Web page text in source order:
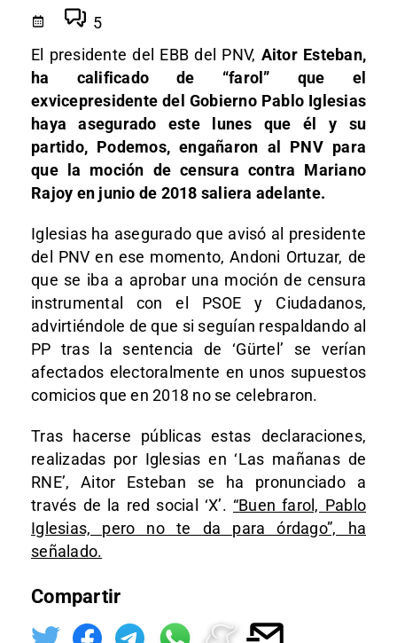
5
El presidente del EBB del PNV, Aitor Esteban,
ha calificado de “farol” que el
exvicepresidente del Gobierno Pablo Iglesias
haya asegurado este lunes que él y su
partido, Podemos, engañaron al PNV para
que la moción de censura contra Mariano
Rajoy en junio de 2018 saliera adelante.
Iglesias ha asegurado que avisó al presidente
del PNV en ese momento, Andoni Ortuzar, de
que se iba a aprobar una moción de censura
instrumental con el PSOE y Ciudadanos,
advirtiéndole de que si seguían respaldando al
PP tras la sentencia de ‘Gürtel’ se verían
afectados electoralmente en unos supuestos
comicios que en 2018 no se celebraron.
Tras hacerse públicas estas declaraciones,
realizadas por Iglesias en ‘Las mañanas de
RNE’, Aitor Esteban se ha pronunciado a
través de la red social ‘X’. “Buen farol, Pablo
Iglesias, pero no te da para órdago”, ha
señalado.
Compartir